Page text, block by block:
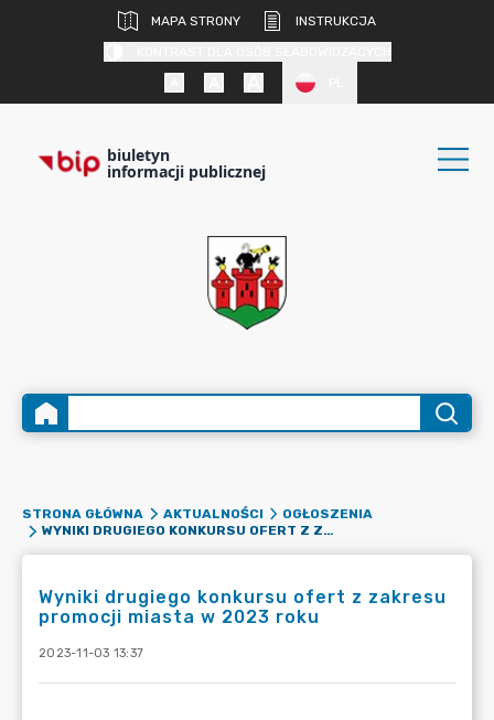
MAPA STRONY
INSTRUKCJA
biuletyn
informacji publicznej
STRONA GŁÓWNA AKTUALNOŚCI
OGŁOSZENIA
WYNIKI DRUGIEGO KONKURSU OFERT Z ZAKRESU PROMOCJI MIASTA W 2023 ROKU
Wyniki drugiego konkursu ofert z zakresu
promocji miasta w 2023 roku
2023-11-03 13:37